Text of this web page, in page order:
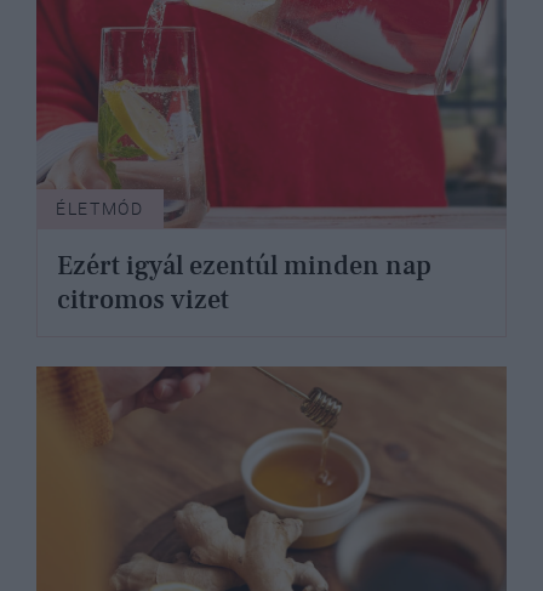
ÉLETMÓD
Ezért igyál ezentúl minden nap
citromos vizet